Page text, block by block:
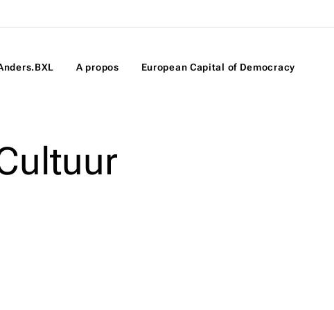
A propos European Capital of Democracy